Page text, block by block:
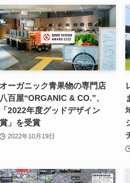
オーガニック青果物の専門店
八百屋“ORGANIC & CO.”、
「2022年度グッドデザイン
賞」を受賞
2022年10月19日